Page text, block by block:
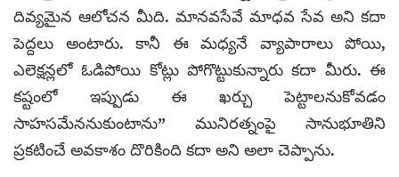
దివ్యమైన ఆలోచన మీది. మానవసేవే మాధవ సేవ అని కదా
పెద్దలు అంటారు. కానీ ఈ మధ్యనే వ్యాపారాలు పోయి,
ఎలెక్షన్లలో ఓడిపోయి కోట్లు పోగొట్టుకున్నారు కదా మీరు. ఈ
కష్టంలో ఇప్పుడు ఈ ఖర్చు పెట్టాలనుకోవడం
సాహసమేననుకుంటాను” మునిరత్నంపై సానుభూతిని
ప్రకటించే అవకాశం దొరికింది కదా అని అలా చెప్పాను.